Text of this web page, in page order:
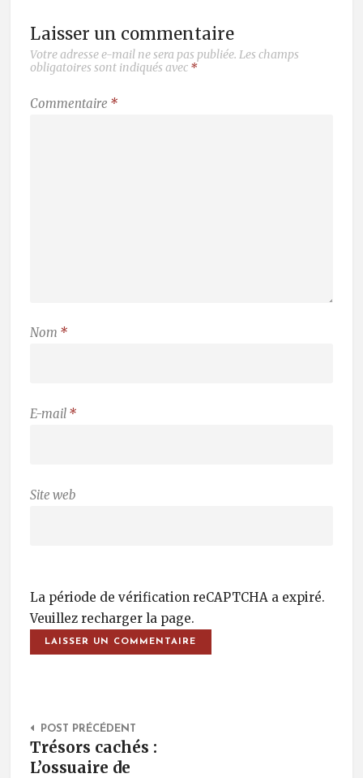
Laisser un commentaire
Votre adresse e-mail ne sera pas publiée. Les champs
obligatoires sont indiqués avec *
Commentaire *
Nom *
E-mail *
Site web
La période de vérification reCAPTCHA a expiré.
Veuillez recharger la page.
Post Navigation
POST PRÉCÉDENT
Trésors cachés :
L’ossuaire de